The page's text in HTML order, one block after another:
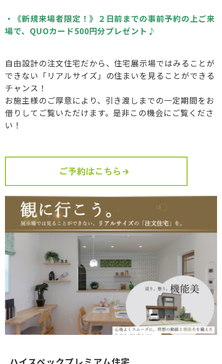
・《新規来場者限定！》２日前までの事前予約の上ご来
場で、QUOカード500円分プレゼント♪
自由設計の注文住宅だから、住宅展示場ではみることが
できない「リアルサイズ」の住まいを見ることができる
チャンス！
お施主様のご厚意により、引き渡しまでの一定期間をお
借りしてご覧いただけます。是非この機会にご覧くださ
い！